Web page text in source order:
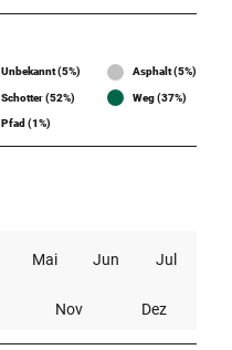
Unbekannt (5%) Asphalt (5%)
Schotter (52%) Weg (37%)
Pfad (1%)
Mai Jun Jul
Nov Dez